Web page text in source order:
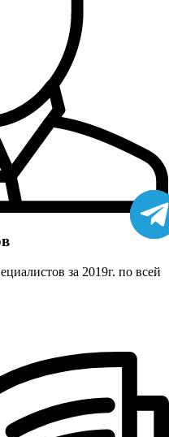
за 2019г. по всей